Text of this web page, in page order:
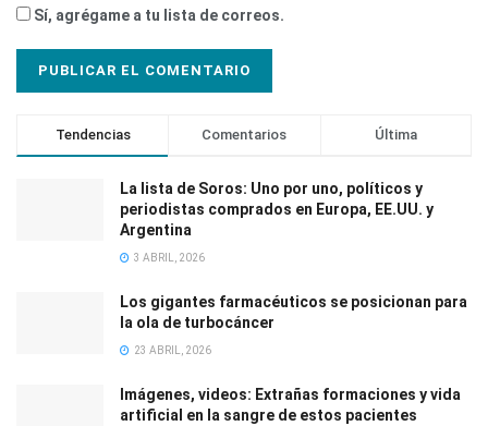
Sí, agrégame a tu lista de correos.
Tendencias Comentarios Última
La lista de Soros: Uno por uno, políticos y
periodistas comprados en Europa, EE.UU. y
Argentina
3 ABRIL, 2026
Los gigantes farmacéuticos se posicionan para
la ola de turbocáncer
23 ABRIL, 2026
Imágenes, videos: Extrañas formaciones y vida
artificial en la sangre de estos pacientes